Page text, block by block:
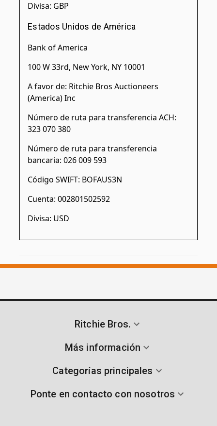
Divisa: GBP
Estados Unidos de América
Bank of America
100 W 33rd, New York, NY 10001
A favor de: Ritchie Bros Auctioneers
(America) Inc
Número de ruta para transferencia ACH:
323 070 380
Número de ruta para transferencia
bancaria: 026 009 593
Código SWIFT: BOFAUS3N
Cuenta: 002801502592
Divisa: USD
Ritchie Bros.
Más información
Categorías principales
Ponte en contacto con nosotros